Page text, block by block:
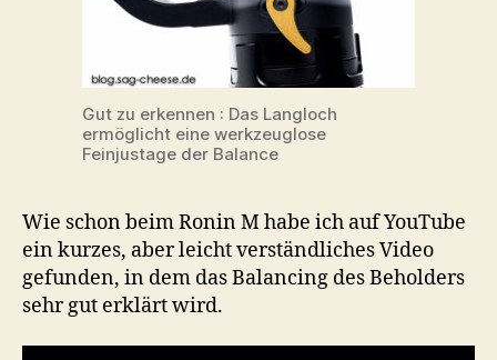
Gut zu erkennen : Das Langloch
ermöglicht eine werkzeuglose
Feinjustage der Balance
Wie schon beim Ronin M habe ich auf YouTube
ein kurzes, aber leicht verständliches Video
gefunden, in dem das Balancing des Beholders
sehr gut erklärt wird.